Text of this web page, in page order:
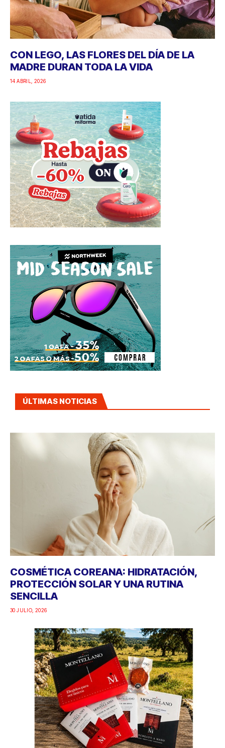
CON LEGO, LAS FLORES DEL DÍA DE LA
MADRE DURAN TODA LA VIDA
14 ABRIL, 2026
ÚLTIMAS NOTICIAS
COSMÉTICA COREANA: HIDRATACIÓN,
PROTECCIÓN SOLAR Y UNA RUTINA
SENCILLA
30 JULIO, 2026